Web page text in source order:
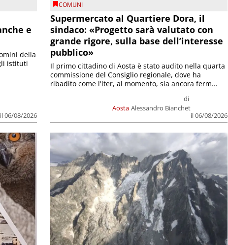
e
il 06/08/2026
della
istituti
COMUNI
Supermercato al Quartiere Dora, il
sindaco: «Progetto sarà valutato con
grande rigore, sulla base dell’interesse
pubblico»
Aosta
di
Alessandro Bianchet
il 06/08/2026
Il primo cittadino di Aosta è stato audito nella quarta
commissione del Consiglio regionale, dove ha
ribadito come l'iter, al momento, sia ancora ferm...